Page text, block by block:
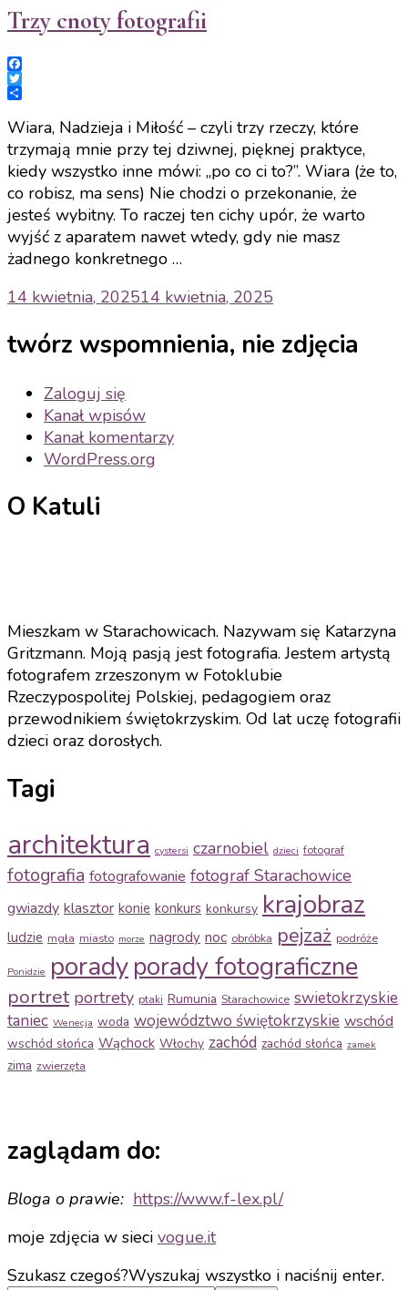
Trzy cnoty fotografii
Facebook
Twitter
Share
Wiara, Nadzieja i Miłość – czyli trzy rzeczy, które
trzymają mnie przy tej dziwnej, pięknej praktyce,
kiedy wszystko inne mówi: „po co ci to?”. Wiara (że to,
co robisz, ma sens) Nie chodzi o przekonanie, że
jesteś wybitny. To raczej ten cichy upór, że warto
wyjść z aparatem nawet wtedy, gdy nie masz
żadnego konkretnego …
14 kwietnia, 202514 kwietnia, 2025
twórz wspomnienia, nie zdjęcia
Zaloguj się
Kanał wpisów
Kanał komentarzy
WordPress.org
O Katuli
Mieszkam w Starachowicach. Nazywam się Katarzyna
Gritzmann. Moją pasją jest fotografia. Jestem artystą
fotografem zrzeszonym w Fotoklubie
Rzeczypospolitej Polskiej, pedagogiem oraz
przewodnikiem świętokrzyskim. Od lat uczę fotografii
dzieci oraz dorosłych.
Tagi
architektura cystersi czarnobiel dzieci fotograf
fotografia fotografowanie fotograf Starachowice
gwiazdy klasztor konie konkurs konkursy krajobraz
ludzie mgła miasto morze nagrody noc obróbka pejzaż podróże
Ponidzie poradyporady fotograficzne
portret portrety ptaki Rumunia Starachowice swietokrzyskie
taniec Wenecja woda województwo świętokrzyskie wschód
wschód słońca Wąchock Włochy zachód zachód słońca zamek
zima zwierzęta
zaglądam do:
Bloga o prawie: https://www.f-lex.pl/
moje zdjęcia w sieci vogue.it
Szukasz czegoś?Wyszukaj wszystko i naciśnij enter.